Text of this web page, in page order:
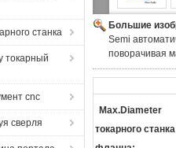
станка
токарный
cnc
сверля
Большие
Semi
поворачивая
Max.Diameter
токарного станка